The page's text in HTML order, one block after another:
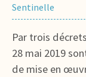
Sentinelle
Par trois
28 mai 2019
de mise en